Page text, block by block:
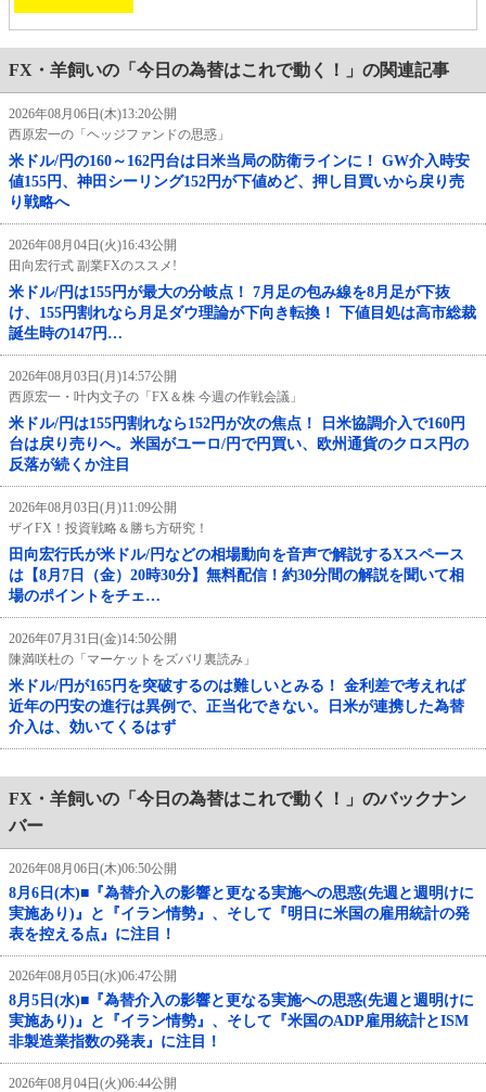
FX・羊飼いの「今日の為替はこれで動く！」の関連記事
2026年08月06日(木)13:20公開
西原宏一の「ヘッジファンドの思惑」
米ドル/円の160～162円台は日米当局の防衛ラインに！ GW介入時安
値155円、神田シーリング152円が下値めど、押し目買いから戻り売
り戦略へ
2026年08月04日(火)16:43公開
田向宏行式 副業FXのススメ!
米ドル/円は155円が最大の分岐点！ 7月足の包み線を8月足が下抜
け、155円割れなら月足ダウ理論が下向き転換！ 下値目処は高市総裁
誕生時の147円…
2026年08月03日(月)14:57公開
西原宏一・叶内文子の「FX＆株 今週の作戦会議」
米ドル/円は155円割れなら152円が次の焦点！ 日米協調介入で160円
台は戻り売りへ。米国がユーロ/円で円買い、欧州通貨のクロス円の
反落が続くか注目
2026年08月03日(月)11:09公開
ザイFX！投資戦略＆勝ち方研究！
田向宏行氏が米ドル/円などの相場動向を音声で解説するXスペース
は【8月7日（金）20時30分】無料配信！約30分間の解説を聞いて相
場のポイントをチェ…
2026年07月31日(金)14:50公開
陳満咲杜の「マーケットをズバリ裏読み」
米ドル/円が165円を突破するのは難しいとみる！ 金利差で考えれば
近年の円安の進行は異例で、正当化できない。日米が連携した為替
介入は、効いてくるはず
FX・羊飼いの「今日の為替はこれで動く！」のバックナン
バー
2026年08月06日(木)06:50公開
8月6日(木)■『為替介入の影響と更なる実施への思惑(先週と週明けに
実施あり)』と『イラン情勢』、そして『明日に米国の雇用統計の発
表を控える点』に注目！
2026年08月05日(水)06:47公開
8月5日(水)■『為替介入の影響と更なる実施への思惑(先週と週明けに
実施あり)』と『イラン情勢』、そして『米国のADP雇用統計とISM
非製造業指数の発表』に注目！
2026年08月04日(火)06:44公開